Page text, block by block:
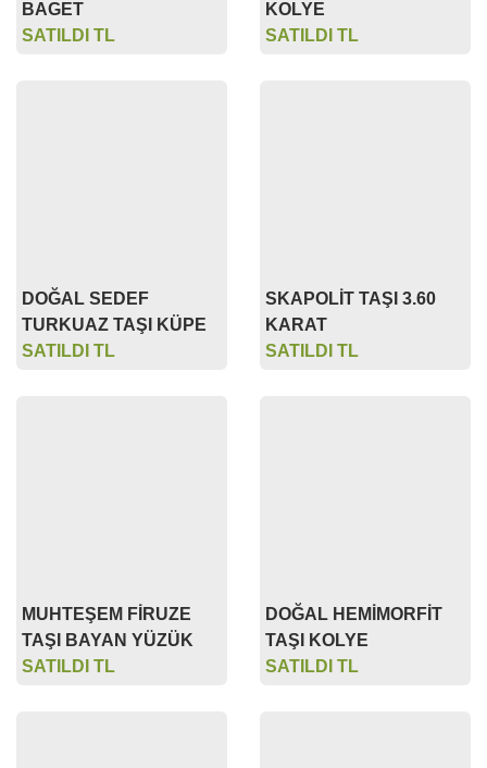
SATILDI TL
SATILDI TL
SATILDI TL
SATILDI TL